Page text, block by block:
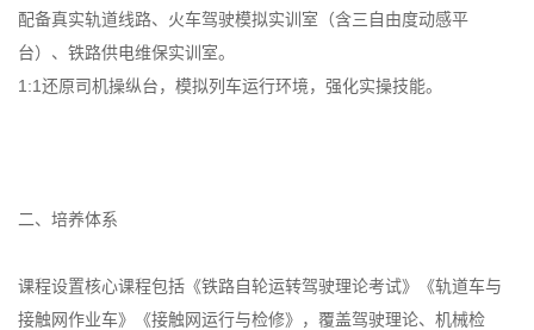
配备真实轨道线路、火车驾驶模拟实训室（含三自由度动感平
台）、铁路供电维保实训室。
1:1还原司机操纵台，模拟列车运行环境，强化实操技能。
二、培养体系
课程设置核心课程包括《铁路自轮运转驾驶理论考试》《轨道车与
接触网作业车》《接触网运行与检修》，覆盖驾驶理论、机械检